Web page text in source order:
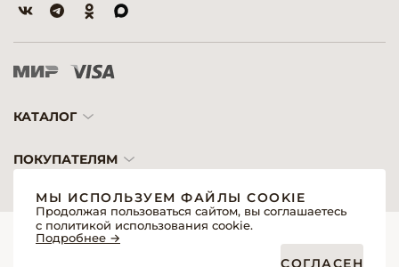
КАТАЛОГ
ПОКУПАТЕЛЯМ
© 2026 «Модерн»— Косметика и оборудование для профессионалов
Создание сайтов
МЫ ИСПОЛЬЗУЕМ ФАЙЛЫ COOKIE
Продолжая пользоваться сайтом, вы соглашаетесь
с политикой использования cookie.
Подробнее →
СОГЛАСЕН